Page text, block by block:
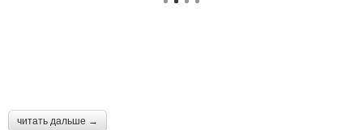
читать дальше →